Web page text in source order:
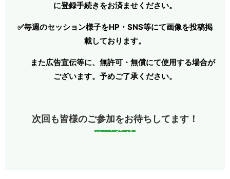
に登録手続きをお済ませください。
✅毎週のセッション様子をHP・SNS等にて画像を投稿掲
載しております。
また広告宣伝等に、無許可・無償にて使用する場合が
ございます。予めご了承ください。
次回も皆様のご参加をお待ちしてます！